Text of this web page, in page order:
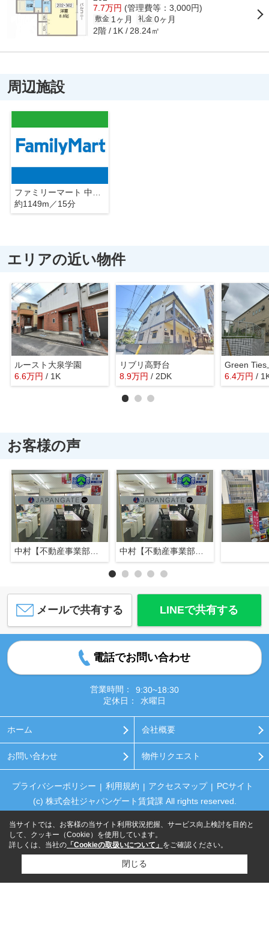
7.7万円 (管理費等：3,000円)
敷金 1ヶ月 礼金 0ヶ月
2階 1K 28.24㎡
周辺施設
ファミリーマート 中村橋駅西店
約1149m／15分
エリアの近い物件
ルースト大泉学園
6.6万円 / 1K
リブリ高野台
8.9万円 / 2DK
Green Ties
6.4万円 /
お客様の声
中村【不動産事業部長】 中村【不動産事業部長】
メールで共有する LINEで共有する
電話でお問い合わせ
営業時間：
9:30~18:30
定休日：
水曜日
ホーム 会社概要
お問い合わせ 物件リクエスト
プライバシーポリシー 利用規約 アクセスマップ
PCサイト
(c) 株式会社ジャパンゲート賃貸課 All rights reserved.
当サイトでは、お客様の当サイト利用状況把握、サービス向上検討を目的と
して、クッキー（Cookie）を使用しています。
詳しくは、当社の 「Cookieの取扱いについて」 をご確認ください。
閉じる